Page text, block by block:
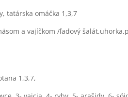
tatárska omáčka 1,3,7
a vajíčkom /ľadový
1,3,7,